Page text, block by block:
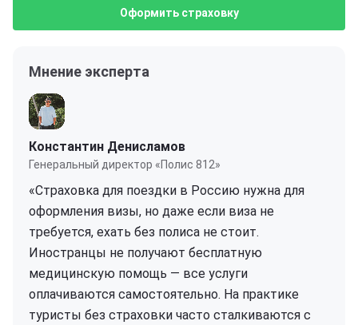
Оформить страховку
Мнение эксперта
Константин Денисламов
Генеральный директор «Полис 812»
«Страховка для поездки в Россию нужна для
оформления визы, но даже если виза не
требуется, ехать без полиса не стоит.
Иностранцы не получают бесплатную
медицинскую помощь — все услуги
оплачиваются самостоятельно. На практике
туристы без страховки часто сталкиваются с